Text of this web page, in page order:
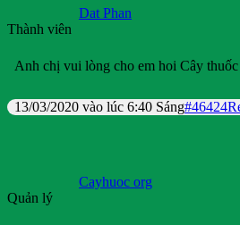
Dat Phan
Thành viên
Anh chị vui lòng cho em hoi Cây thuốc
13/03/2020 vào lúc 6:40 Sáng#46424
Cayhuoc org
Quản lý